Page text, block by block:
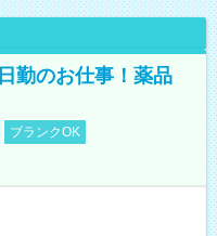
勤のお仕事！薬品
ブランクOK